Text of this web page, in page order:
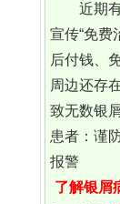
近期
宣传“免费
后付钱、
周边还存
致无数银
患者：谨
报警
了解银屑